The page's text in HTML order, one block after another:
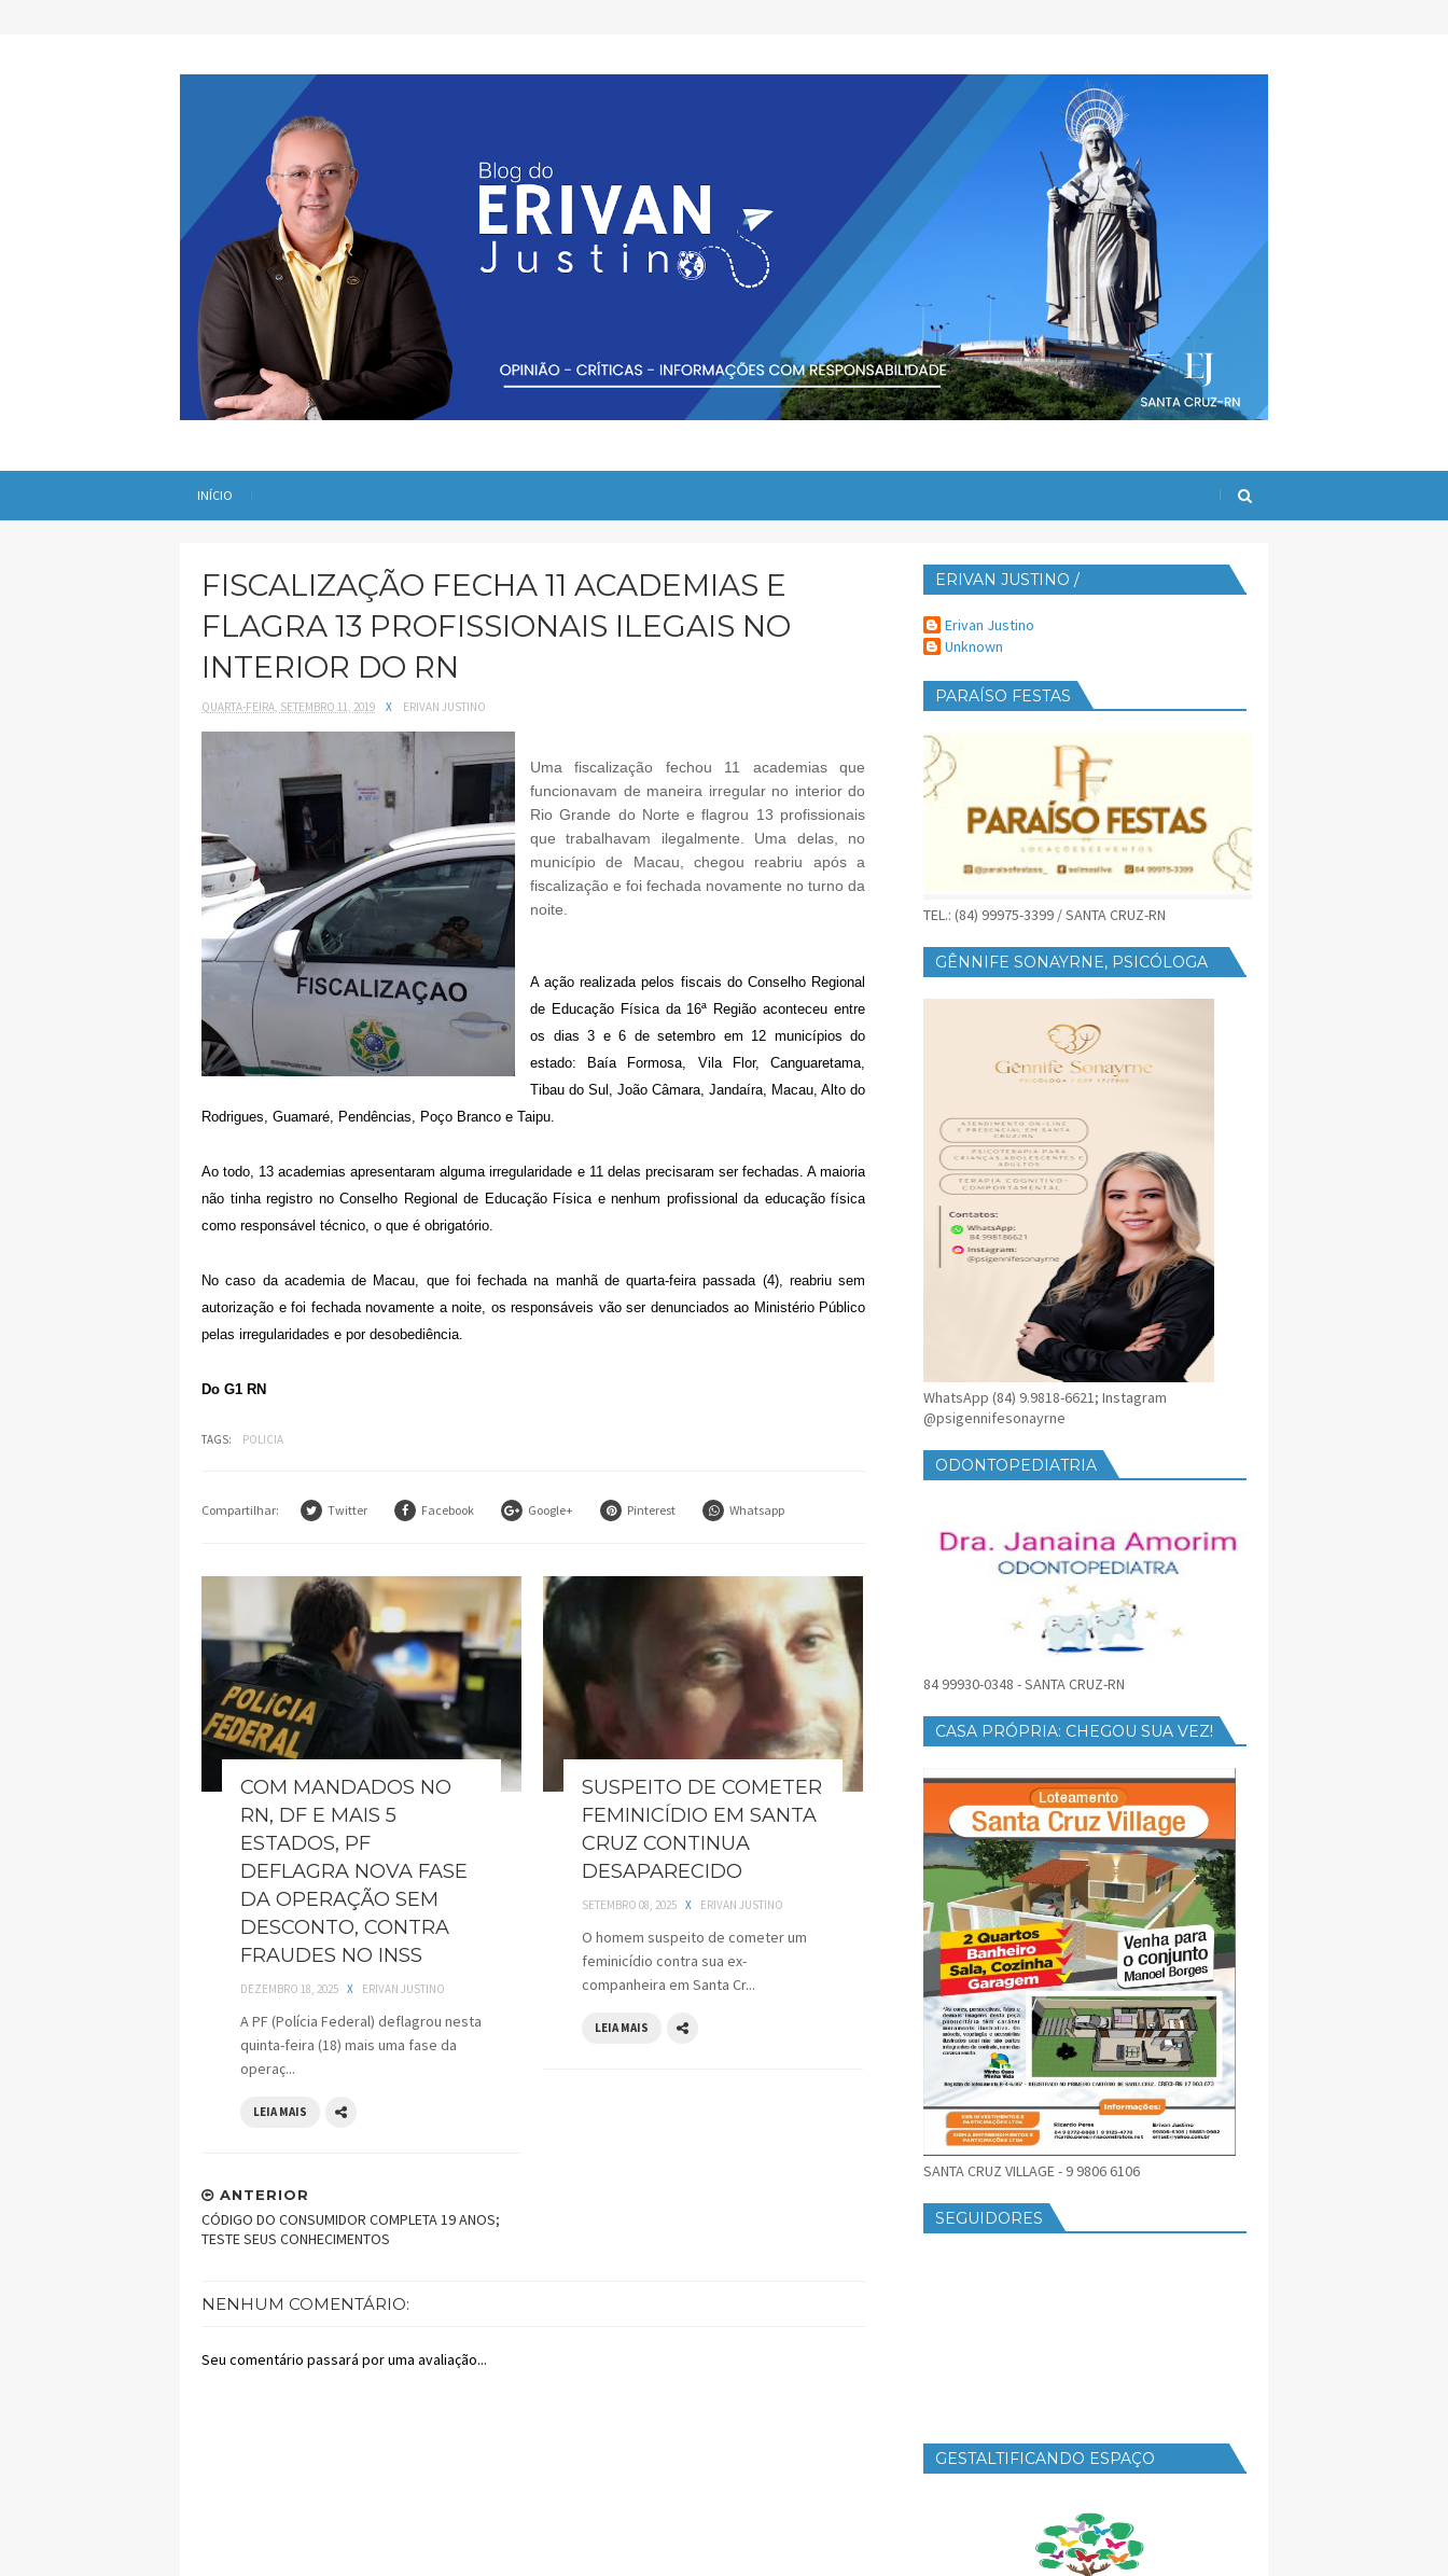
INÍCIO
FISCALIZAÇÃO FECHA 11 ACADEMIAS E
FLAGRA 13 PROFISSIONAIS ILEGAIS NO
INTERIOR DO RN
QUARTA-FEIRA, SETEMBRO 11, 2019 X ERIVAN JUSTINO
Uma fiscalização fechou 11 academias que
funcionavam de maneira irregular no interior do
Rio Grande do Norte e flagrou 13 profissionais
que trabalhavam ilegalmente. Uma delas, no
município de Macau, chegou reabriu após a
fiscalização e foi fechada novamente no turno da
noite.
A ação realizada pelos fiscais do Conselho Regional
de Educação Física da 16ª Região aconteceu entre
os dias 3 e 6 de setembro em 12 municípios do
estado: Baía Formosa, Vila Flor, Canguaretama,
Tibau do Sul, João Câmara, Jandaíra, Macau, Alto do
Rodrigues, Guamaré, Pendências, Poço Branco e Taipu.
Ao todo, 13 academias apresentaram alguma irregularidade e 11 delas precisaram ser fechadas. A maioria
não tinha registro no Conselho Regional de Educação Física e nenhum profissional da educação física
como responsável técnico, o que é obrigatório.
No caso da academia de Macau, que foi fechada na manhã de quarta-feira passada (4), reabriu sem
autorização e foi fechada novamente a noite, os responsáveis vão ser denunciados ao Ministério Público
pelas irregularidades e por desobediência.
Do G1 RN
TAGS: POLICIA
Compartilhar: Twitter Facebook Google+ Pinterest Whatsapp
COM MANDADOS NO
RN, DF E MAIS 5
ESTADOS, PF
DEFLAGRA NOVA FASE
DA OPERAÇÃO SEM
DESCONTO, CONTRA
FRAUDES NO INSS
DEZEMBRO 18, 2025 X ERIVAN JUSTINO
A PF (Polícia Federal) deflagrou nesta
quinta-feira (18) mais uma fase da
operaç...
LEIA MAIS
SUSPEITO DE COMETER
FEMINICÍDIO EM SANTA
CRUZ CONTINUA
DESAPARECIDO
SETEMBRO 08, 2025 X ERIVAN JUSTINO
O homem suspeito de cometer um
feminicídio contra sua ex-
companheira em Santa Cr...
LEIA MAIS
ANTERIOR
CÓDIGO DO CONSUMIDOR COMPLETA 19 ANOS;
TESTE SEUS CONHECIMENTOS
NENHUM COMENTÁRIO:
Seu comentário passará por uma avaliação...
ERIVAN JUSTINO /
Erivan Justino
Unknown
PARAÍSO FESTAS
TEL.: (84) 99975-3399 / SANTA CRUZ-RN
GÊNNIFE SONAYRNE, PSICÓLOGA
WhatsApp (84) 9.9818-6621; Instagram
@psigennifesonayrne
ODONTOPEDIATRIA
84 99930-0348 - SANTA CRUZ-RN
CASA PRÓPRIA: CHEGOU SUA VEZ!
SANTA CRUZ VILLAGE - 9 9806 6106
SEGUIDORES
GESTALTIFICANDO ESPAÇO